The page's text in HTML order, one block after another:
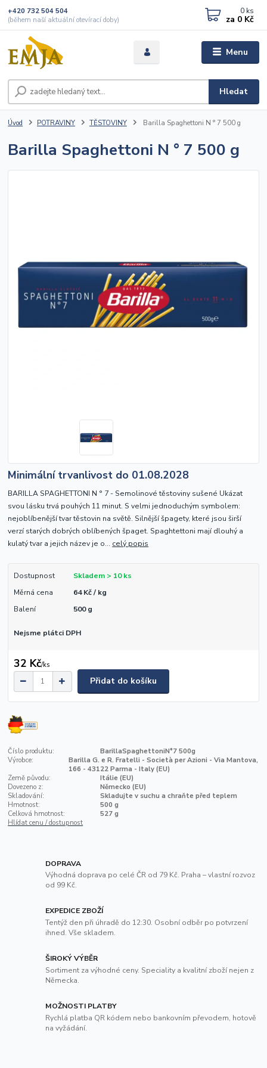
Menu
Hledat
+420 732 504 504
(během naší aktuální otevírací doby)
0 ks
za 0 Kč
Úvod POTRAVINY TĚSTOVINY Barilla Spaghettoni N ° 7 500 g
Barilla Spaghettoni N ° 7 500 g
Minimální trvanlivost do 01.08.2028
BARILLA SPAGHETTONI N ° 7 - Semolinové těstoviny sušené Ukázat
svou lásku trvá pouhých 11 minut. S velmi jednoduchým symbolem:
nejoblíbenější tvar těstovin na světě. Silnější špagety, které jsou širší
verzí starých dobrých oblíbených špaget. Spaghtettoni mají dlouhý a
kulatý tvar a jejich název je o... celý popis
Dostupnost
Skladem > 10 ks
Měrná cena
64 Kč / kg
Balení
500 g
Nejsme plátci DPH
32 Kč/ks
Přidat do košíku
Číslo produktu:
BarillaSpaghettoniN°7 500g
Výrobce:
Barilla G. e R. Fratelli - Società per Azioni - Via Mantova,
166 - 43122 Parma - Italy (EU)
Země původu:
Itálie (EU)
Dovezeno z:
Německo (EU)
Skladování:
Skladujte v suchu a chraňte před teplem
Hmotnost:
500 g
Celková hmotnost:
527 g
Hlídat cenu / dostupnost
DOPRAVA
Výhodná doprava po celé ČR od 79 Kč. Praha – vlastní rozvoz
od 99 Kč.
EXPEDICE ZBOŽÍ
Tentýž den při úhradě do 12:30. Osobní odběr po potvrzení
ihned. Vše skladem.
ŠIROKÝ VÝBĚR
Sortiment za výhodné ceny. Speciality a kvalitní zboží nejen z
Německa.
MOŽNOSTI PLATBY
Rychlá platba QR kódem nebo bankovním převodem, hotově
na vyžádání.